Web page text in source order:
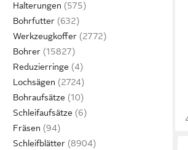
Halterungen
Bohrfutter
Werkzeugkoffer
Bohrer
Reduzierringe
Lochsägen
Bohraufsätze
Schleifaufsätze
Fräsen
Schleifblätter